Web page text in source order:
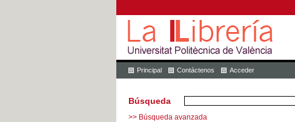
Principal Contáctenos Acceder
Búsqueda
>> Búsqueda avanzada